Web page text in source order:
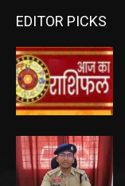
EDITOR PICKS